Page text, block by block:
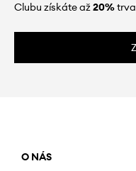
Clubu získáte až20%
O NÁS